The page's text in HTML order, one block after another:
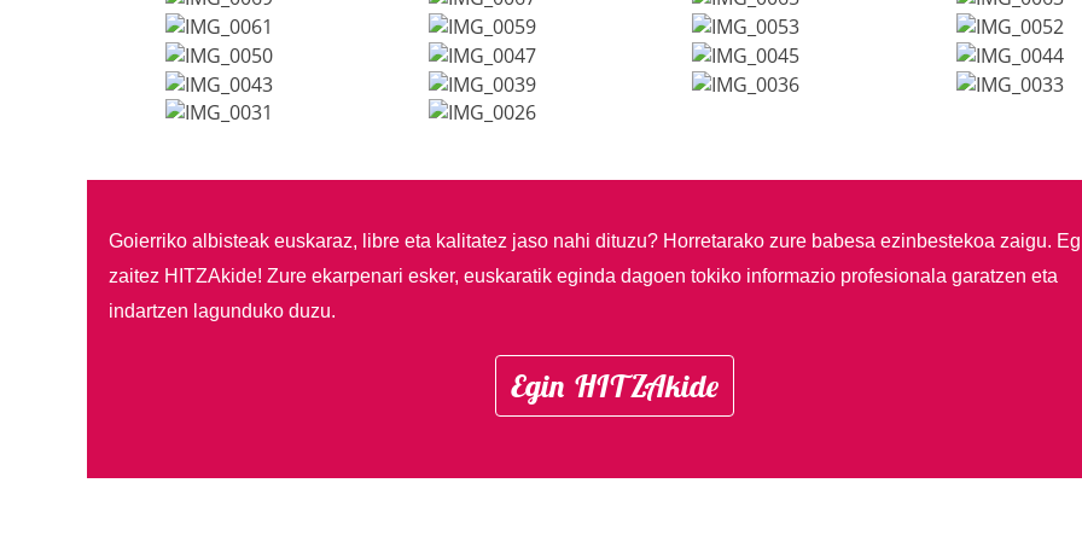
Goierriko albisteak euskaraz, libre eta kalitatez jaso nahi dituzu? Horretarako zure babesa ezinbestekoa zaigu.
zaitez HITZAkide! Zure ekarpenari esker, euskaratik eginda dagoen tokiko informazio profesionala garatzen eta
indartzen lagunduko duzu.
Egin HITZAkide